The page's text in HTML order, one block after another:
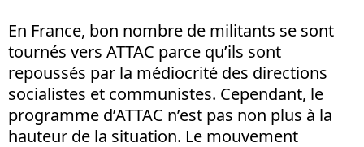
En France, bon nombre de militants se sont
tournés vers ATTAC parce qu’ils sont
repoussés par la médiocrité des directions
socialistes et communistes. Cependant, le
programme d’ATTAC n’est pas non plus à la
hauteur de la situation. Le mouvement